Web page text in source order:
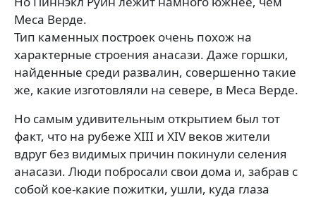
Меса Верде.
Тип каменных построек очень похож на
характерные строения анасази. Даже горшки,
найденные среди развалин, совершенно такие
же, какие изготовляли на севере, в Меса Верде.
Но самым удивительным открытием был тот
факт, что на рубеже XIII и XIV веков жители
вдруг без видимых причин покинули селения
анасази. Люди побросали свои дома и, забрав с
собой кое-какие пожитки, ушли, куда глаза